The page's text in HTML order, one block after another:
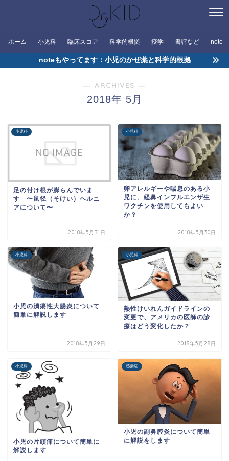
ホーム 小児科 臨床スコア 科学的根拠 疫学 書評など note
noteもやってます：小児のかぜ薬と科学的根拠
― ARCHIVES ―
2018年 5月
小児科
足の付け根が膨らんでいま
す 〜鼠径（そけい）ヘルニ
アについて〜
2018年5月31日
小児科
卵アレルギーや喘息のある小
児に、経鼻インフルエンザ生
ワクチンを使用してもよい
か？
2018年5月30日
小児科
小児の潰瘍性大腸炎について
簡単に解説します
2018年5月29日
小児科
熱性けいれんガイドラインの
変更で、アメリカの医師の診
療はどう変化したか？
2018年5月28日
小児科
小児の片頭痛について簡単に
解説します
感染症
小児の副鼻腔炎について簡単
に解説をします